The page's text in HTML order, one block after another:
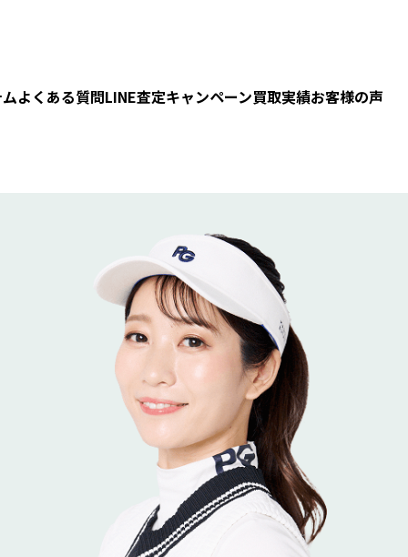
よくある質問LINE査定キャンペーン買取実績お客様の声